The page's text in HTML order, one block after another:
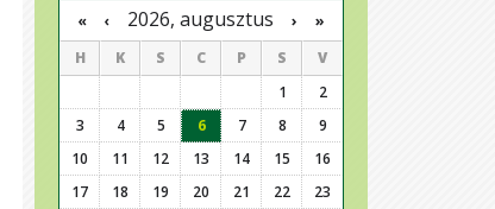
« ‹ 2026, augusztus › »
H K S C P S
V
1
2
3
4 5 6 7 8
9
10
11 12 13 14 15
16
17
18 19 20 21 22
23